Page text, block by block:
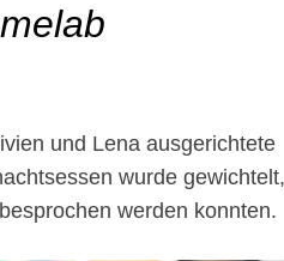
und Lena ausgerichtete
wurde
werden konnten.